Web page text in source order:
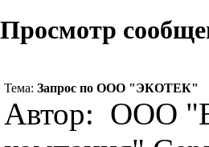
Просмотр
Тема: Запрос по ООО "ЭКОТЕК"
Автор: ООО